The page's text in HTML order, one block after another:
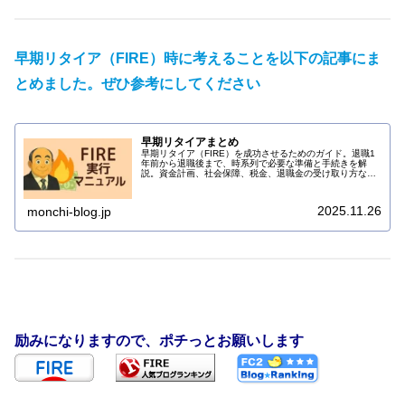
早期リタイア（FIRE）時に考えることを以下の記事にま
とめました。ぜひ参考にしてください
早期リタイアまとめ
早期リタイア（FIRE）を成功させるためのガイド。退職1
年前から退職後まで、時系列で必要な準備と手続きを解
説。資金計画、社会保障、税金、退職金の受け取り方な
monchi-blog.jp 2025.11.26
励みになりますので、ポチっとお願いします